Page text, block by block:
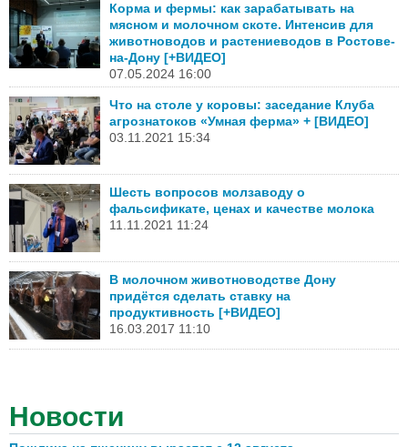
Корма и фермы: как зарабатывать на
мясном и молочном скоте. Интенсив для
животноводов и растениеводов в Ростове-
на-Дону [+ВИДЕО]
07.05.2024 16:00
Что на столе у коровы: заседание Клуба
агрознатоков «Умная ферма» + [ВИДЕО]
03.11.2021 15:34
Шесть вопросов молзаводу о
фальсификате, ценах и качестве молока
11.11.2021 11:24
В молочном животноводстве Дону
придётся сделать ставку на
продуктивность [+ВИДЕО]
16.03.2017 11:10
Новости